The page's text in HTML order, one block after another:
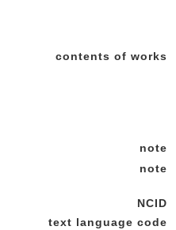
contents of works
note
note
NCID
text language code